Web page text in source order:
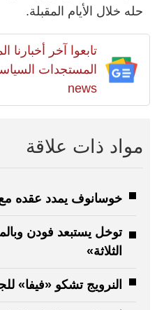
حله خلال الأيام المقبلة.
تابعوا آخر أخبارنا
news
مواد ذات علاقة
خوسانوف يمدد عقده مع سيتي
توخل يستبعد فودن
الثلاثة»
النرويج تشكو «فيفا»